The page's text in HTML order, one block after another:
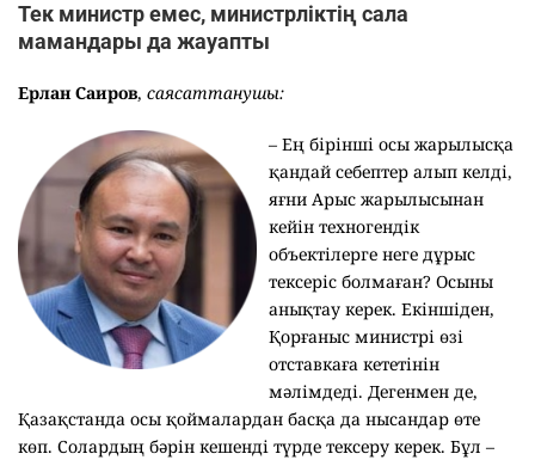
Тек министр емес, министрліктің сала
мамандары да жауапты
Ерлан Саиров, саясаттанушы:
– Ең бірінші осы жарылысқа
қандай себептер алып келді,
яғни Арыс жарылысынан
кейін техногендік
объектілерге неге дұрыс
тексеріс болмаған? Осыны
анықтау керек. Екіншіден,
Қорғаныс министрі өзі
отставкаға кететінін
мәлімдеді. Дегенмен де,
Қазақстанда осы қоймалардан басқа да нысандар өте
көп. Солардың бәрін кешенді түрде тексеру керек. Бұл –